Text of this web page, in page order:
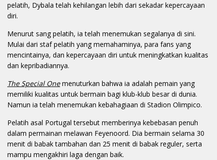
pelatih, Dybala telah kehilangan lebih dari sekadar kepercayaan
diri.
Menurut sang pelatih, ia telah menemukan segalanya di sini.
Mulai dari staf pelatih yang memahaminya, para fans yang
mencintainya, dan kepercayaan diri untuk meningkatkan kualitas
dan kepribadiannya.
The Special Onemenuturkan bahwa ia adalah pemain yang
memiliki kualitas untuk bermain bagi klub-klub besar di dunia.
Namun ia telah menemukan kebahagiaan di Stadion Olimpico.
Pelatih asal Portugal tersebut memberinya kebebasan penuh
dalam permainan melawan Feyenoord. Dia bermain selama 30
menit di babak tambahan dan 25 menit di babak reguler, serta
mampu mengakhiri laga dengan baik.